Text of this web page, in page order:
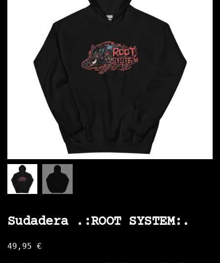
Sudadera .:ROOT SYSTEM:.
49,95 €